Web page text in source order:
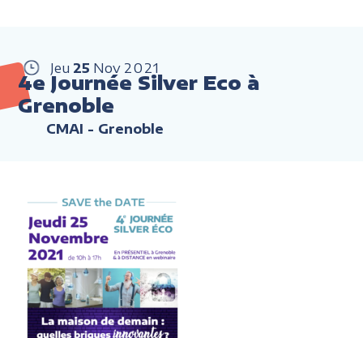
Jeu 25 Nov 2021
4e Journée Silver Eco à
Grenoble
CMAI - Grenoble